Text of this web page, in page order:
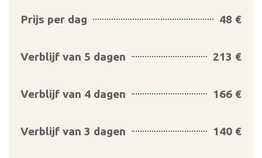
Prijs per dag 48 €
Verblijf van 5 dagen 213 €
Verblijf van 4 dagen 166 €
Verblijf van 3 dagen 140 €